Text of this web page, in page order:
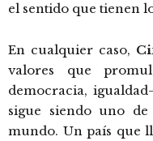
el sentido que tienen
En cualquier caso,
valores que
democracia,
sigue siendo uno
mundo. Un país que